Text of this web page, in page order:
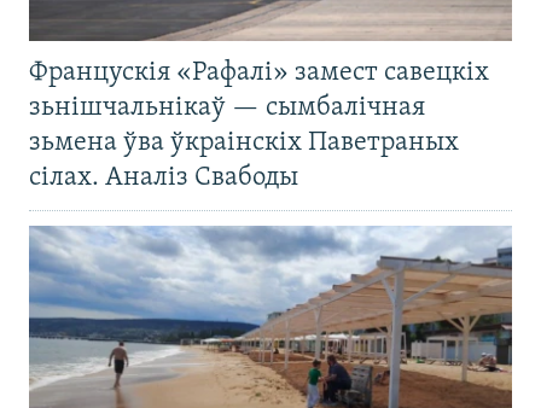
Францускія «Рафалі» замест савецкіх
зьнішчальнікаў — сымбалічная
зьмена ўва ўкраінскіх Паветраных
сілах. Аналіз Свабоды